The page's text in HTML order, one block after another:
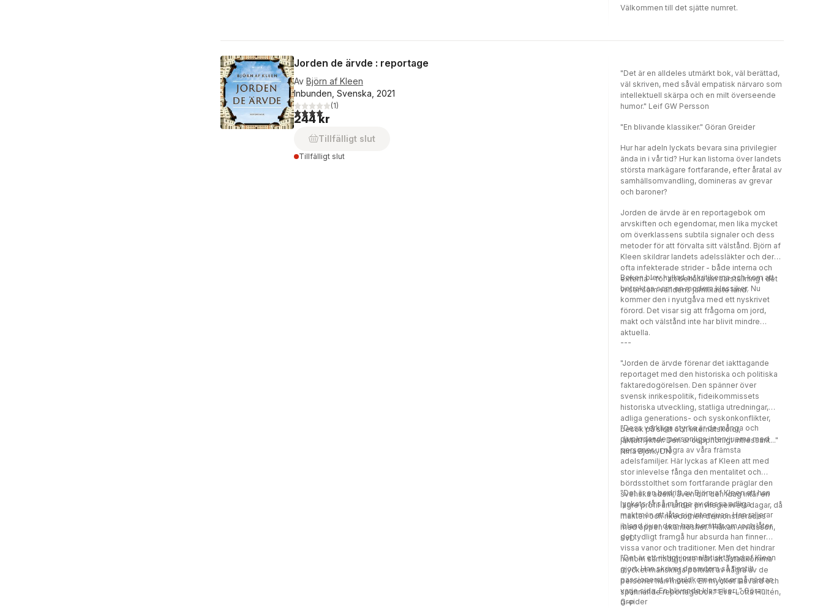
Välkommen till det sjätte numret.
Jorden de ärvde : reportage
Av Björn af Kleen
Inbunden, Svenska, 2021
4,0utav 5 stjärnor. Totalt antal röster:
(1)
244 kr
Tillfälligt slut
Tillfälligt slut
"Det är en alldeles utmärkt bok, väl berättad,
väl skriven, med såväl empatisk närvaro som
intellektuell skärpa och en milt överseende
humor." Leif GW Persson
"En blivande klassiker." Göran Greider
Hur har adeln lyckats bevara sina privilegier
ända in i vår tid? Hur kan listorna över landets
största markägare fortfarande, efter åratal av
samhällsomvandling, domineras av grevar
och baroner?
Jorden de ärvde är en reportagebok om
arvskiften och egendomar, men lika mycket
om överklassens subtila signaler och dess
metoder för att förvalta sitt välstånd. Björn af
Kleen skildrar landets adelssläkter och deras
ofta infekterade strider - både interna och
externa - för att behålla sin särställning i det
vi ser som världens jämlikaste land.
Boken blev hyllad av kritikerna och kom att
betraktas som en modern klassiker. Nu
kommer den i nyutgåva med ett nyskrivet
förord. Det visar sig att frågorna om jord,
makt och välstånd inte har blivit mindre
aktuella.
---
"Jorden de ärvde förenar det iakttagande
reportaget med den historiska och politiska
faktaredogörelsen. Den spänner över
svensk inrikespolitik, fideikommissets
historiska utveckling, statliga utredningar,
adliga generations- och syskonkonflikter,
besök på slott och internatskolor,
jaktutflykter. Den är oupphörligt intressant..."
Nina Björk, DN
"Dess verkliga styrka är de många och
djuplodande personliga intervjuerna med
personer ur några av våra främsta
adelsfamiljer. Här lyckas af Kleen att med
stor inlevelse fånga den mentalitet och
bördsstolthet som fortfarande präglar den
svenska adeln, även om den idag intar en
lägre profil än under privilegielivets dagar, då
makten och rikedomen demonstrerades
med öppen skamlöshet." Håkan Arvidsson,
SvD
"Det är en bedrift av Björn af Kleen att han
lyckats få så många av dessa adliga
maktmän att låta sig intervjuas. Han raljerar
ibland över dem han berättar om, och låter
det tydligt framgå hur absurda han finner
vissa vanor och traditioner. Men det hindrar
honom samtidigt inte från att åstadkomma
mycket mänskliga porträtt av några av de
personer han möter... En mycket läsvärd och
spännande reportagebok." Eva-Lotta Hultén,
G-P
"Det är ett riktigt journalistiskt fynd af Kleen
gjort. Han skriver dessutom så finstilt
passionerat att guldkornen lyser på nästan
varje sida. En blivande klassiker..." Göran
Greider